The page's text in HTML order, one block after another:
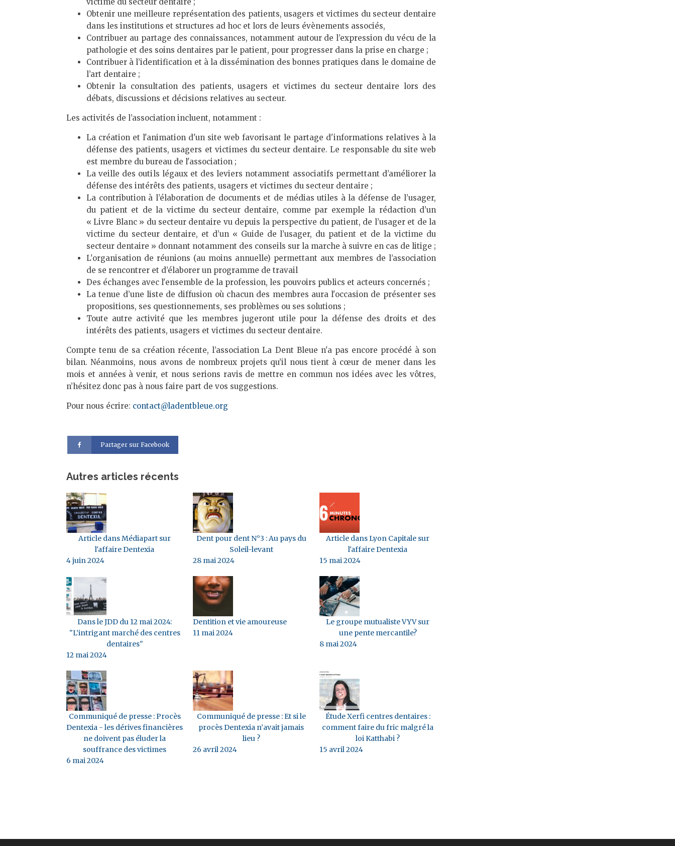
Obtenir une meilleure représentation des patients, usagers et victimes du secteur dentaire
dans les institutions et structures ad hoc et lors de leurs évènements associés,
Contribuer au partage des connaissances, notamment autour de l’expression du vécu de la
pathologie et des soins dentaires par le patient, pour progresser dans la prise en charge ;
Contribuer à l’identification et à la dissémination des bonnes pratiques dans le domaine de
l’art dentaire ;
Obtenir la consultation des patients, usagers et victimes du secteur dentaire lors des
débats, discussions et décisions relatives au secteur.
Les activités de l’association incluent, notamment :
La création et l'animation d'un site web favorisant le partage d'informations relatives à la
défense des patients, usagers et victimes du secteur dentaire. Le responsable du site web
est membre du bureau de l'association ;
La veille des outils légaux et des leviers notamment associatifs permettant d’améliorer la
défense des intérêts des patients, usagers et victimes du secteur dentaire ;
La contribution à l’élaboration de documents et de médias utiles à la défense de l’usager,
du patient et de la victime du secteur dentaire, comme par exemple la rédaction d’un
« Livre Blanc » du secteur dentaire vu depuis la perspective du patient, de l’usager et de la
victime du secteur dentaire, et d’un « Guide de l’usager, du patient et de la victime du
secteur dentaire » donnant notamment des conseils sur la marche à suivre en cas de litige ;
L'organisation de réunions (au moins annuelle) permettant aux membres de l’association
de se rencontrer et d’élaborer un programme de travail
Des échanges avec l'ensemble de la profession, les pouvoirs publics et acteurs concernés ;
La tenue d’une liste de diffusion où chacun des membres aura l'occasion de présenter ses
propositions, ses questionnements, ses problèmes ou ses solutions ;
Toute autre activité que les membres jugeront utile pour la défense des droits et des
intérêts des patients, usagers et victimes du secteur dentaire.
Compte tenu de sa création récente, l’association La Dent Bleue n'a pas encore procédé à son
bilan. Néanmoins, nous avons de nombreux projets qu’il nous tient à cœur de mener dans les
mois et années à venir, et nous serions ravis de mettre en commun nos idées avec les vôtres,
n’hésitez donc pas à nous faire part de vos suggestions.
Pour nous écrire: contact@ladentbleue.org
Partager sur Facebook
Autres articles récents
Article dans Médiapart sur
l'affaire Dentexia
4 juin 2024
Dent pour dent N°3 : Au pays du
Soleil-levant
28 mai 2024
Article dans Lyon Capitale sur
l'affaire Dentexia
15 mai 2024
Dans le JDD du 12 mai 2024:
"L’intrigant marché des centres
dentaires"
12 mai 2024
Dentition et vie amoureuse
11 mai 2024
Le groupe mutualiste VYV sur
une pente mercantile?
8 mai 2024
Communiqué de presse : Procès
Dentexia - les dérives financières
ne doivent pas éluder la
souffrance des victimes
6 mai 2024
Communiqué de presse : Et si le
procès Dentexia n’avait jamais
lieu ?
26 avril 2024
Étude Xerfi centres dentaires :
comment faire du fric malgré la
loi Katthabi ?
15 avril 2024